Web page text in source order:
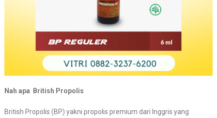
Nah apa British Propolis
British Propolis (BP) yakni propolis premium dari Inggris yang